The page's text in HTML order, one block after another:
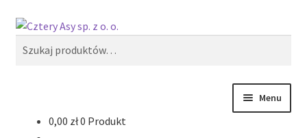
Przejdź
nawigacji
Przejdź
Szukaj
Menu
Produkty
0,00 zł0 Produkt